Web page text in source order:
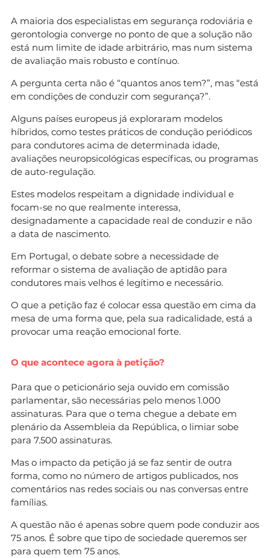
A maioria dos especialistas em segurança rodoviária e
gerontologia converge no ponto de que a solução não
está num limite de idade arbitrário, mas num sistema
de avaliação mais robusto e contínuo.
A pergunta certa não é “quantos anos tem?”, mas “está
em condições de conduzir com segurança?”.
Alguns países europeus já exploraram modelos
híbridos, como testes práticos de condução periódicos
para condutores acima de determinada idade,
avaliações neuropsicológicas específicas, ou programas
de auto-regulação.
Estes modelos respeitam a dignidade individual e
focam-se no que realmente interessa,
designadamente a capacidade real de conduzir e não
a data de nascimento.
Em Portugal, o debate sobre a necessidade de
reformar o sistema de avaliação de aptidão para
condutores mais velhos é legítimo e necessário.
O que a petição faz é colocar essa questão em cima da
mesa de uma forma que, pela sua radicalidade, está a
provocar uma reação emocional forte.
O que acontece agora à petição?
Para que o peticionário seja ouvido em comissão
parlamentar, são necessárias pelo menos 1.000
assinaturas. Para que o tema chegue a debate em
plenário da Assembleia da República, o limiar sobe
para 7.500 assinaturas.
Mas o impacto da petição já se faz sentir de outra
forma, como no número de artigos publicados, nos
comentários nas redes sociais ou nas conversas entre
famílias.
A questão não é apenas sobre quem pode conduzir aos
75 anos. É sobre que tipo de sociedade queremos ser
para quem tem 75 anos.